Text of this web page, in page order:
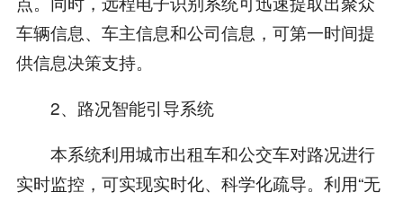
车辆信息、车主信息和公司信息，可第一时间提
供信息决策支持。
2、路况智能引导系统
本系统利用城市出租车和公交车对路况进行
实时监控，可实现实时化、科学化疏导。利用“无